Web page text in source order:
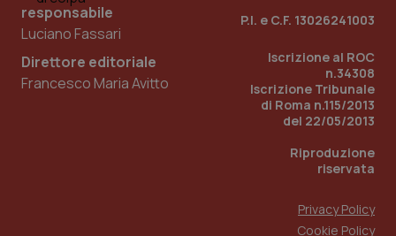
responsabile
Luciano Fassari
Direttore editoriale
Francesco Maria Avitto
P.I. e C.F. 13026241003
Iscrizione al ROC
n.34308
Iscrizione Tribunale
di Roma n.115/2013
del 22/05/2013
Riproduzione
riservata
Privacy Policy
Cookie Policy
.quotidianosanita.it